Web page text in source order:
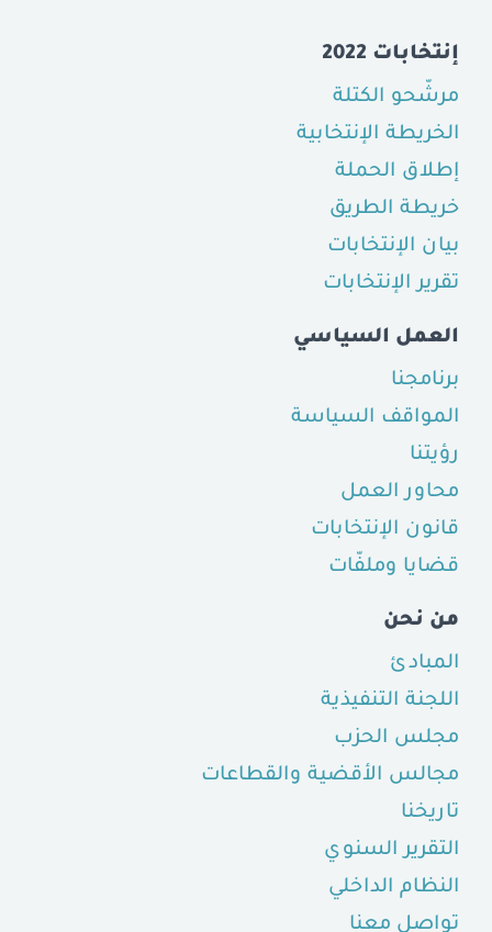
إنتخابات 2022
مرشّحو الكتلة
الخريطة الإنتخابية
إطلاق الحملة
خريطة الطريق
بيان الإنتخابات
تقرير الإنتخابات
العمل السياسي
برنامجنا
المواقف السياسة
رؤيتنا
محاور العمل
قانون الإنتخابات
قضايا وملفّات
من نحن
المبادئ
اللجنة التنفيذية
مجلس الحزب
مجالس الأقضية والقطاعات
تاريخنا
التقرير السنوي
النظام الداخلي
تواصل معنا